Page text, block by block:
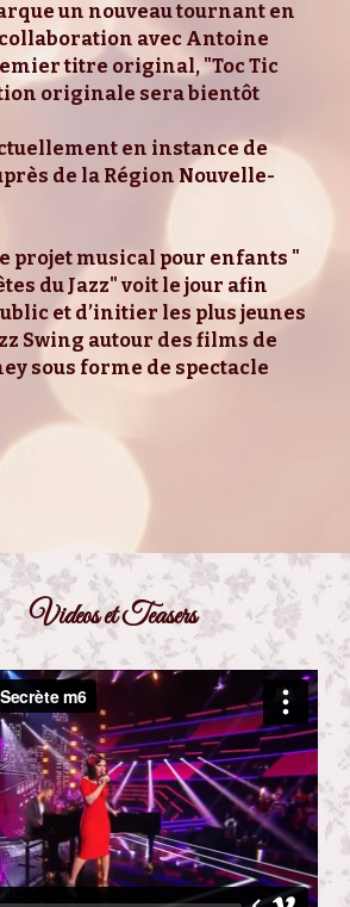
un nouveau tournant en
avec Antoine
titre original, "Toc Tic
originale sera bientôt
en instance de
de la Région Nouvelle-
projet musical pour enfants "
du Jazz" voit le jour afin
et d’initier les plus jeunes
Swing autour des films de
sous forme de spectacle
Videos et Teasers